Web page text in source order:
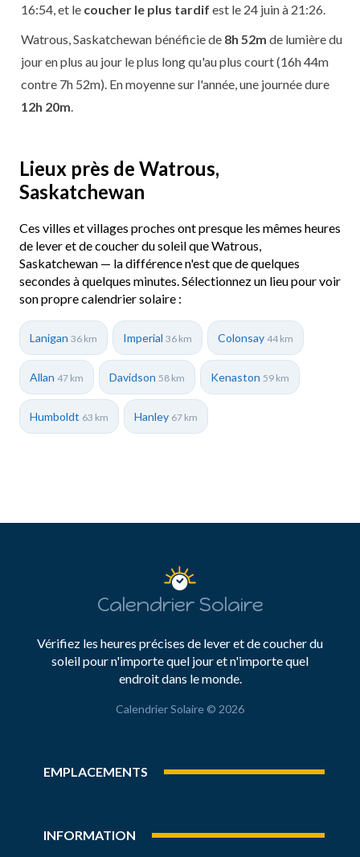
16:54, et le coucher le plus tardif est le 24 juin à 21:26.
Watrous, Saskatchewan bénéficie de 8h 52m de lumière du
jour en plus au jour le plus long qu'au plus court (16h 44m
contre 7h 52m). En moyenne sur l'année, une journée dure
12h 20m
Lieux près de Watrous,
Saskatchewan
Ces villes et villages proches ont presque les mêmes heures
de lever et de coucher du soleil que Watrous,
Saskatchewan — la différence n'est que de quelques
secondes à quelques minutes. Sélectionnez un lieu pour voir
son propre calendrier solaire :
Lanigan 36 km Imperial 36 km Colonsay 44 km
Allan 47 km Davidson 58 km Kenaston 59 km
Humboldt 63 km Hanley 67 km
Calendrier Solaire
Vérifiez les heures précises de lever et de coucher du
soleil pour n'importe quel jour et n'importe quel
endroit dans le monde.
Calendrier Solaire © 2026
EMPLACEMENTS
INFORMATION